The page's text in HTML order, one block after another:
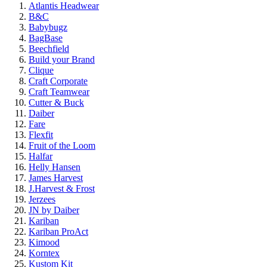
Atlantis Headwear
B&C
Babybugz
BagBase
Beechfield
Build your Brand
Clique
Craft Corporate
Craft Teamwear
Cutter & Buck
Daiber
Fare
Flexfit
Fruit of the Loom
Halfar
Helly Hansen
James Harvest
J.Harvest & Frost
Jerzees
JN by Daiber
Kariban
Kariban ProAct
Kimood
Korntex
Kustom Kit